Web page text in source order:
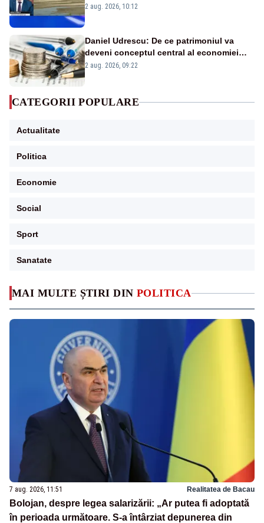
MAI MULTE ȘTIRI DIN POLITICA
7 aug. 2026, 11:51 Realitatea de Bacau
Bolojan, despre legea salarizării: „Ar putea fi adoptată
în perioada următoare. S-a întârziat depunerea din
protejăm și natura, dar nu șținem omaneii
2 aug. 2026, 10:12
Daniel Udrescu: De ce patrimoniul va
deveni conceptul central al economiei
viitoare?
2 aug. 2026, 09:22
CATEGORII POPULARE
Actualitate
Politica
Economie
Social
Sport
Sanatate